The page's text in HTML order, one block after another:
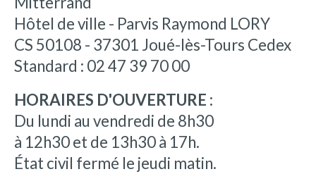
Hôtel de ville - Parvis Raymond LORY
CS 50108 - 37301 Joué-lès-Tours Cedex
Standard : 02 47 39 70 00
HORAIRES D'OUVERTURE :
Du lundi au vendredi de 8h30
à 12h30 et de 13h30 à 17h.
État civil fermé le jeudi matin.